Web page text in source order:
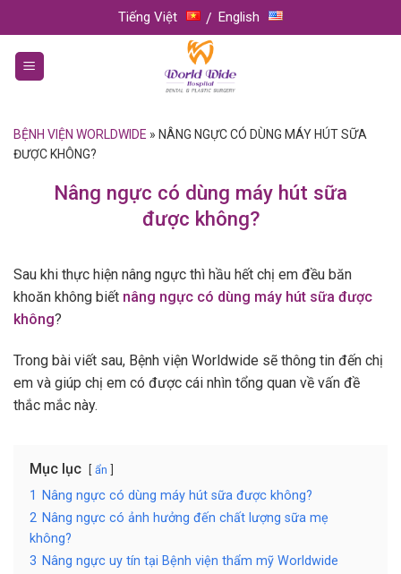
to
content
Tiếng Việt English
BỆNH VIỆN WORLDWIDE » NÂNG NGỰC CÓ DÙNG MÁY HÚT SỮA
ĐƯỢC KHÔNG?
Nâng ngực có dùng máy hút sữa
được không?
Sau khi thực hiện nâng ngực thì hầu hết chị em đều băn
khoăn không biết nâng ngực có dùng máy hút sữa được
không?
Trong bài viết sau, Bệnh viện Worldwide sẽ thông tin đến chị
em và giúp chị em có được cái nhìn tổng quan về vấn đề
thắc mắc này.
Mục lục ẩn
1
Nâng ngực có dùng máy hút sữa được không?
2 Nâng ngực có ảnh hưởng đến chất lượng sữa mẹ
không?
3 Nâng ngực uy tín tại Bệnh viện thẩm mỹ Worldwide